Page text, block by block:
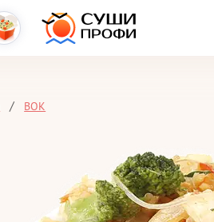
ВОК